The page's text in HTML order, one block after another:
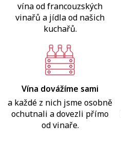
vína od francouzských
vinařů a jídla od našich
kuchařů.
Vína dovážíme sami
a každé z nich jsme osobně
ochutnali a dovezli přímo
od vinaře.